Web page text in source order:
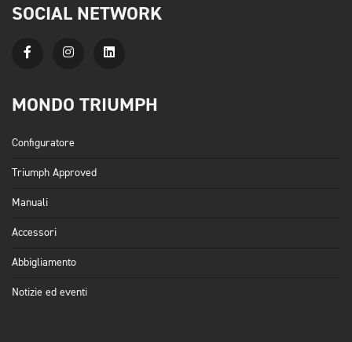
SOCIAL NETWORK
MONDO TRIUMPH
Configuratore
Triumph Approved
Manuali
Accessori
Abbigliamento
Notizie ed eventi